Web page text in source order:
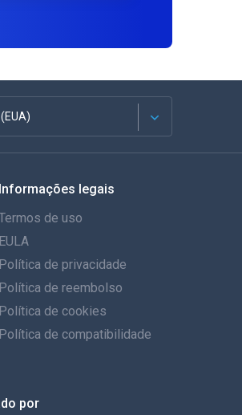
Informações legais
de uso
EULA
Política de privacidade
Política de reembolso
Política de cookies
Política de compatibilidade
por